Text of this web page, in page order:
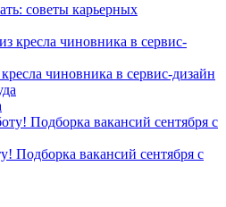
советы карьерных
чиновника в сервис-дизайн
Подборка вакансий сентября с